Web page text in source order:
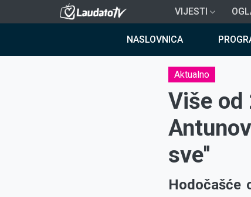
na
VIJESTI
NASLOVNICA
Aktualno
Više od
sve''
Hodočašće